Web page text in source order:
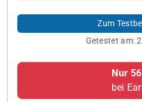
Zum
Getestet am:
Nur
bei